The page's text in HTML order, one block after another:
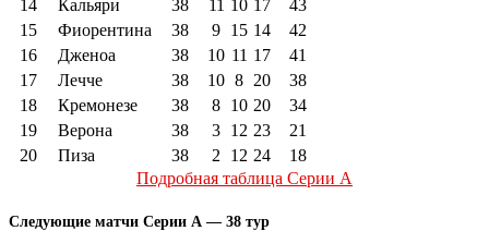
14
Кальяри 38 11 10 17
43
15
Фиорентина 38 9 15 14
42
16
Дженоа 38 10 11 17
41
17
Лечче 38 10 8 20
38
18
Кремонезе 38 8 10 20
34
19
Верона 38 3 12 23
21
20
Пиза 38 2 12 24
18
Подробная таблица Серии А
Следующие матчи Серии А — 38 тур